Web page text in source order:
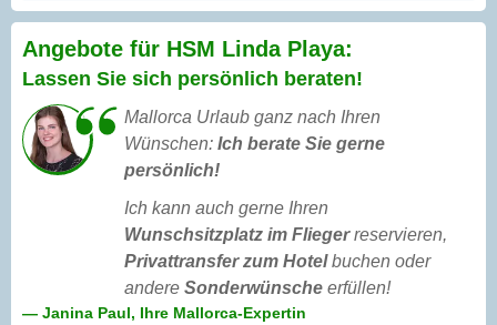
Angebote für HSM Linda Playa:
Lassen Sie sich persönlich beraten!
Mallorca Urlaub ganz nach Ihren
Wünschen: Ich berate Sie gerne
persönlich!
Ich kann auch gerne Ihren
Wunschsitzplatz im Fliegerreservieren,
Privattransfer zum Hotelbuchen oder
andere Sonderwünsche erfüllen!
— Janina Paul, Ihre Mallorca-Expertin